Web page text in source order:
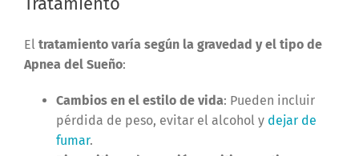
El tratamiento varía según la gravedad y el tipo de
Apnea del Sueño:
Cambios en el estilo de vida: Pueden incluir
pérdida de peso, evitar el alcohol y dejar de
fumar.